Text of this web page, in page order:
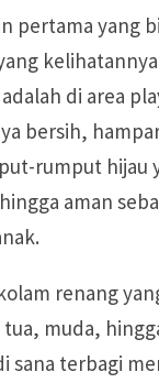
pertama yang
di area
bersih,
rumput hijau
aman
renang
muda,
sana terbagi